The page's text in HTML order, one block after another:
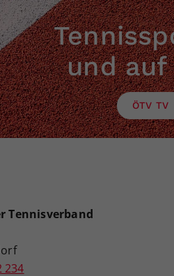
und
ÖTV TV
Tennisverband
234